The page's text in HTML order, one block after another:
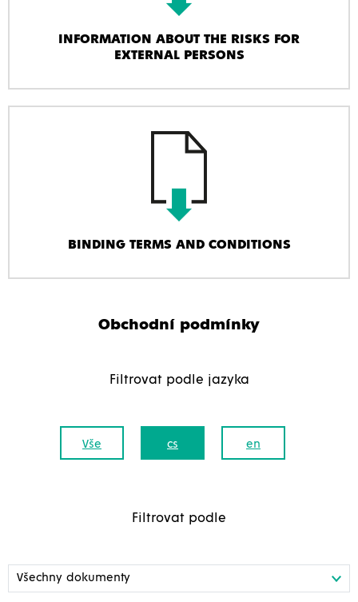
INFORMATION ABOUT THE RISKS FOR
EXTERNAL PERSONS
BINDING TERMS AND CONDITIONS
Obchodní podmínky
Filtrovat podle jazyka
Vše cs en
Filtrovat podle